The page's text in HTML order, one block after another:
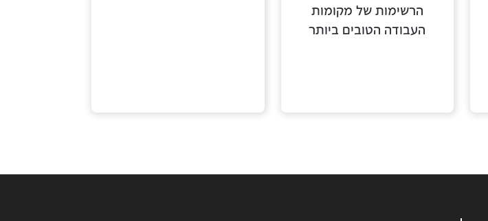
הרשימות של מקומות
העבודה הטובים ביותר